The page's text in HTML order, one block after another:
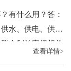
有什么用？答：
水、供电、供
众利益密切相关
这些单位在提供
查看详情>